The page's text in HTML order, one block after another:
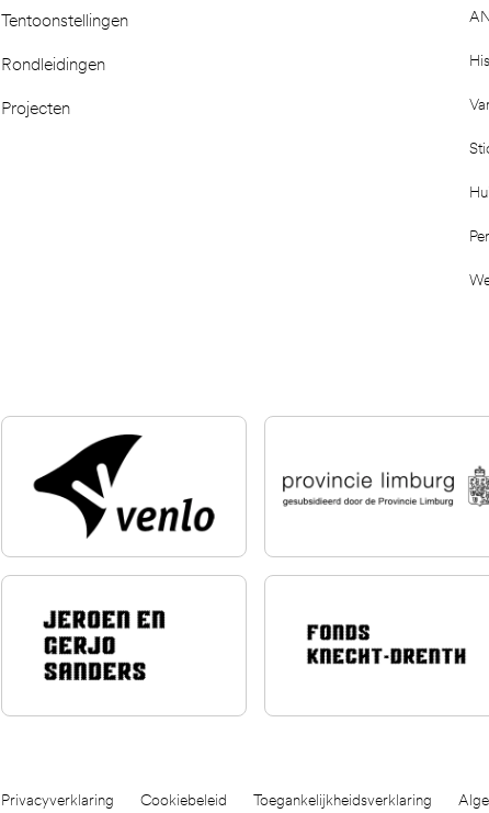
Tentoonstellingen
Rondleidingen
Projecten
Privacyverklaring Cookiebeleid Toegankelijkheidsverklaring